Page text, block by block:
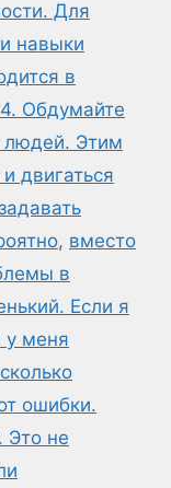
Для
навыки
в
Обдумайте
людей. Этим
двигаться
, вместо
в
Если я
у меня
ошибки.
Это не